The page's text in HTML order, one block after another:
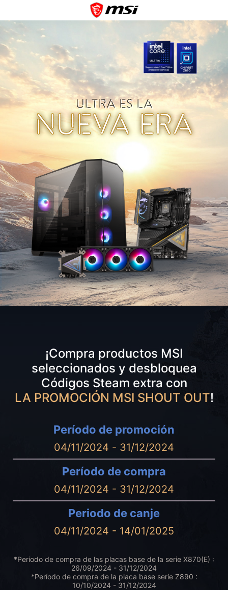
ULTRA ES LA
NUEVA ERA
¡Compra productos MSI
seleccionados y desbloquea
Códigos Steam extra con
LA PROMOCIÓN MSI SHOUT OUT!
Período de promoción
04/11/2024 - 31/12/2024
Período de compra
04/11/2024 - 31/12/2024
Periodo de canje
04/11/2024 - 14/01/2025
*Periodo de compra de las placas base de la serie X870(E) :
26/09/2024 - 31/12/2024
*Período de compra de la placa base serie Z890 :
10/10/2024 - 31/12/2024